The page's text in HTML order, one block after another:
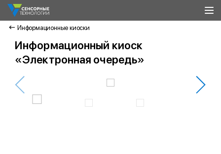
Информационные киоски
Информационный киоск
«Электронная очередь»